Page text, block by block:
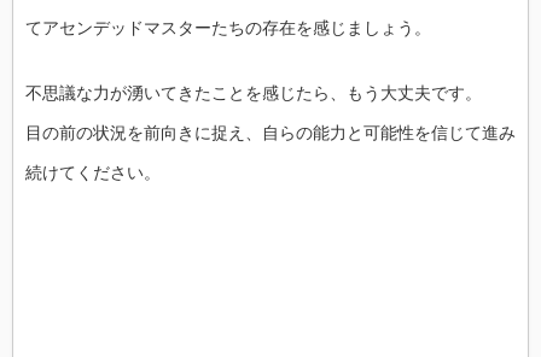
てアセンデッドマスターたちの存在を感じましょう。
不思議な力が湧いてきたことを感じたら、もう大丈夫です。
目の前の状況を前向きに捉え、自らの能力と可能性を信じて進み
続けてください。